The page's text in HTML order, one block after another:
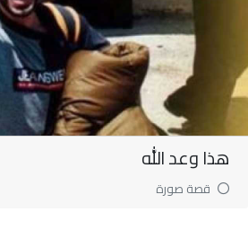
هذا وعد الله
قصة صورة